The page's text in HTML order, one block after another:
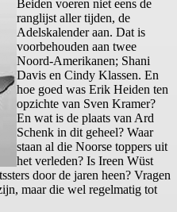
Beiden voeren niet eens de
ranglijst aller tijden, de
Adelskalender aan. Dat is
voorbehouden aan twee
Noord-Amerikanen; Shani
Davis en Cindy Klassen. En
hoe goed was Erik Heiden ten
opzichte van Sven Kramer?
En wat is de plaats van Ard
Schenk in dit geheel? Waar
staan al die Noorse toppers uit
het verleden? Is Ireen Wüst
door de jaren heen? Vragen
maar die wel regelmatig tot